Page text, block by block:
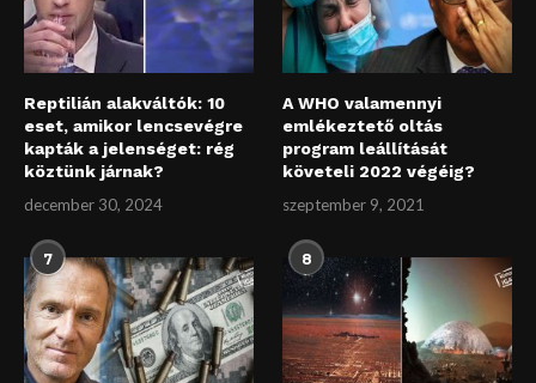
Reptilián alakváltók: 10
eset, amikor lencsevégre
kapták a jelenséget: rég
köztünk járnak?
december 30, 2024
A WHO valamennyi
emlékeztető oltás
program leállítását
követeli 2022 végéig?
szeptember 9, 2021
7 8